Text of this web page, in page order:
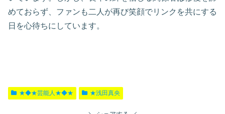
めておらず、ファンも二人が再び笑顔でリンクを共にする
日を心待ちにしています。
★◆★芸能人★◆★ ★浅田真央